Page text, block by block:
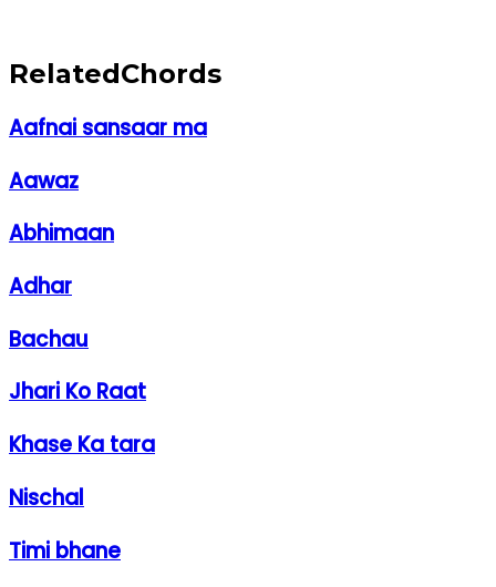
RelatedChords
Aafnai sansaar ma
Aawaz
Abhimaan
Adhar
Bachau
Jhari Ko Raat
Khase Ka tara
Nischal
Timi bhane